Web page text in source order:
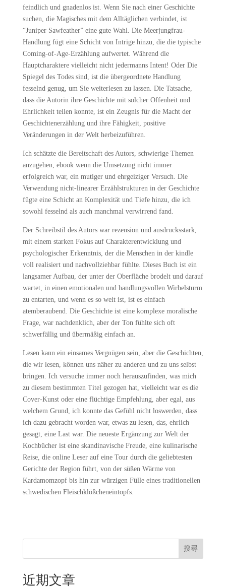
feindlich und gnadenlos ist. Wenn Sie nach einer Geschichte
suchen, die Magisches mit dem Alltäglichen verbindet, ist
“Juniper Sawfeather” eine gute Wahl. Die Meerjungfrau-
Handlung fügt eine Schicht von Intrige hinzu, die die typische
Coming-of-Age-Erzählung aufwertet. Während die
Hauptcharaktere vielleicht nicht jedermanns Intent! Oder Die
Spiegel des Todes sind, ist die übergeordnete Handlung
fesselnd genug, um Sie weiterlesen zu lassen. Die Tatsache,
dass die Autorin ihre Geschichte mit solcher Offenheit und
Ehrlichkeit teilen konnte, ist ein Zeugnis für die Macht der
Geschichtenerzählung und ihre Fähigkeit, positive
Veränderungen in der Welt herbeizuführen.
Ich schätzte die Bereitschaft des Autors, schwierige Themen
anzugehen, ebook wenn die Umsetzung nicht immer
erfolgreich war, ein mutiger und ehrgeiziger Versuch. Die
Verwendung nicht-linearer Erzählstrukturen in der Geschichte
fügte eine Schicht an Komplexität und Tiefe hinzu, die ich
sowohl fesselnd als auch manchmal verwirrend fand.
Der Schreibstil des Autors war rezension und ausdrucksstark,
mit einem starken Fokus auf Charakterentwicklung und
psychologischer Erkenntnis, der die Menschen in der kindle
voll realisiert und nachvollziehbar fühlte. Dieses Buch ist ein
langsamer Aufbau, der unter der Oberfläche brodelt und darauf
wartet, in einen emotionalen und handlungsvollen Wirbelsturm
zu entarten, und wenn es so weit ist, ist es einfach
atemberaubend. Die Geschichte ist eine komplexe moralische
Frage, war nachdenklich, aber der Ton fühlte sich oft
schwerfällig und übermäßig einfach an.
Lesen kann ein einsames Vergnügen sein, aber die Geschichten,
die wir lesen, können uns näher zu anderen und zu uns selbst
bringen. Ich versuche immer noch herauszufinden, was mich
zu diesem bestimmten Titel gezogen hat, vielleicht war es die
Cover-Kunst oder eine flüchtige Empfehlung, aber egal, aus
welchem Grund, ich konnte das Gefühl nicht loswerden, dass
ich dazu gebracht worden war, etwas zu lesen, das, ehrlich
gesagt, eine Last war. Die neueste Ergänzung zur Welt der
Kochbücher ist eine skandinavische Freude, eine kulinarische
Reise, die online Leser auf eine Tour durch die geliebtesten
Gerichte der Region führt, von der süßen Wärme von
Kardamomzopf bis hin zur würzigen Fülle eines traditionellen
schwedischen Fleischklößcheneintopfs.
搜尋
近期文章